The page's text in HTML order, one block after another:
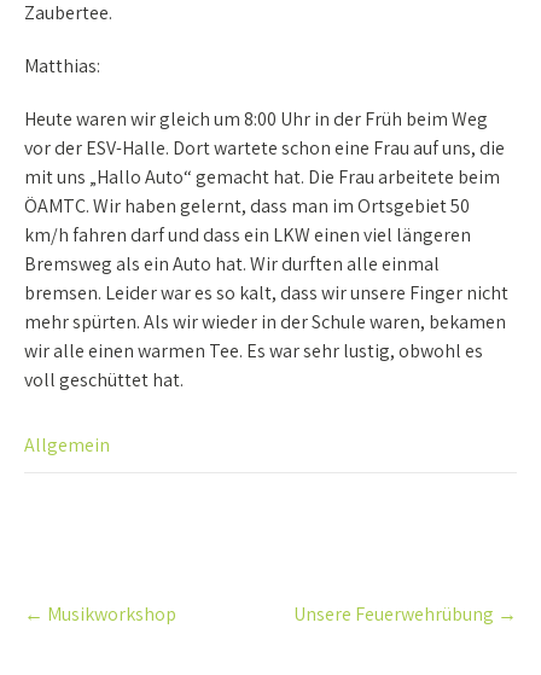
Zaubertee.
Matthias:
Heute waren wir gleich um 8:00 Uhr in der Früh beim Weg
vor der ESV-Halle. Dort wartete schon eine Frau auf uns, die
mit uns „Hallo Auto“ gemacht hat. Die Frau arbeitete beim
ÖAMTC. Wir haben gelernt, dass man im Ortsgebiet 50
km/h fahren darf und dass ein LKW einen viel längeren
Bremsweg als ein Auto hat. Wir durften alle einmal
bremsen. Leider war es so kalt, dass wir unsere Finger nicht
mehr spürten. Als wir wieder in der Schule waren, bekamen
wir alle einen warmen Tee. Es war sehr lustig, obwohl es
voll geschüttet hat.
Allgemein
navigation
← Musikworkshop Unsere Feuerwehrübung →